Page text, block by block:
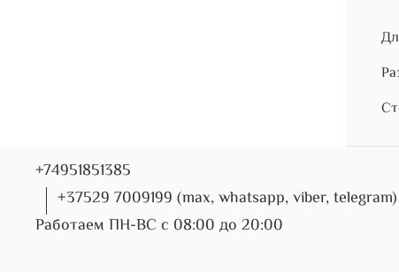
+74951851385
+37529 7009199 (max, whatsapp, viber, telegram)
Работаем ПН-ВС с 08:00 до 20:00